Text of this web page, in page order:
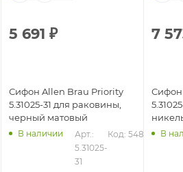
5 691 ₽
Сифон Allen Brau Priority
5.31025-31 для раковины,
черный матовый
В наличии
Арт.:
5.31025-
31
Код: 54876
7
Сифон
В